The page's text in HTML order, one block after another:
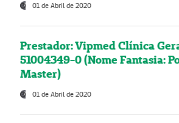
01 de Abril de 2020
Prestador: Vipmed Clínica
51004349-0 (Nome Fantasia:
Master)
01 de Abril de 2020